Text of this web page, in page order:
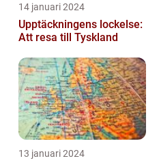
14 januari 2024
Upptäckningens lockelse:
Att resa till Tyskland
13 januari 2024